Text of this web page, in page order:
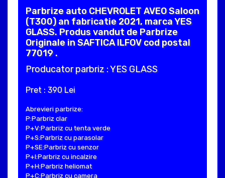
Parbrize auto CHEVROLET AVEO Saloon
(T300) an fabricatie 2021, marca YES
GLASS. Produs vandut de Parbrize
Originale in SAFTICA ILFOV cod postal
77019 .
Producator parbriz : YES GLASS
Pret : 390 Lei
Abrevieri parbrize:
P:Parbriz clar
P+V:Parbriz cu tenta verde
P+S:Parbriz cu parasolar
P+SE:Parbriz cu senzor
P+I:Parbriz cu incalzire
P+H:Parbriz heliomat
P+C:Parbriz cu camera